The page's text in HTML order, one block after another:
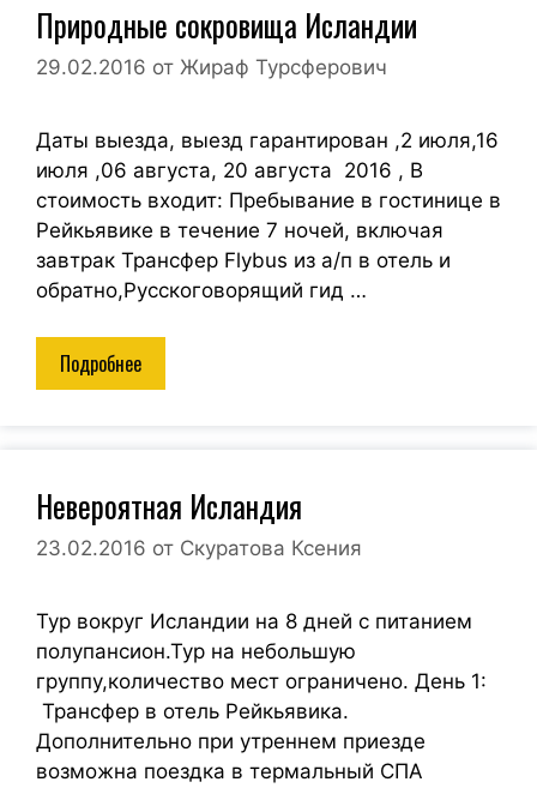
Природные сокровища Исландии
29.02.2016 от Жираф Турсферович
Даты выезда, выезд гарантирован ,2 июля,16
июля ,06 августа, 20 августа 2016 , В
стоимость входит: Пребывание в гостинице в
Рейкьявике в течение 7 ночей, включая
завтрак Трансфер Flybus из а/п в отель и
обратно,Русскоговорящий гид …
Подробнее
Невероятная Исландия
23.02.2016 от Скуратова Ксения
Тур вокруг Исландии на 8 дней с питанием
полупансион.Тур на небольшую
группу,количество мест ограничено. День 1:
Трансфер в отель Рейкьявика.
Дополнительно при утреннем приезде
возможна поездка в термальный СПА